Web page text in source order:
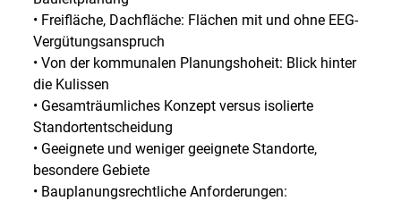
• Freifläche, Dachfläche: Flächen mit und ohne EEG-
Vergütungsanspruch
• Von der kommunalen Planungshoheit: Blick hinter
die Kulissen
• Gesamträumliches Konzept versus isolierte
Standortentscheidung
• Geeignete und weniger geeignete Standorte,
besondere Gebiete
• Bauplanungsrechtliche Anforderungen: